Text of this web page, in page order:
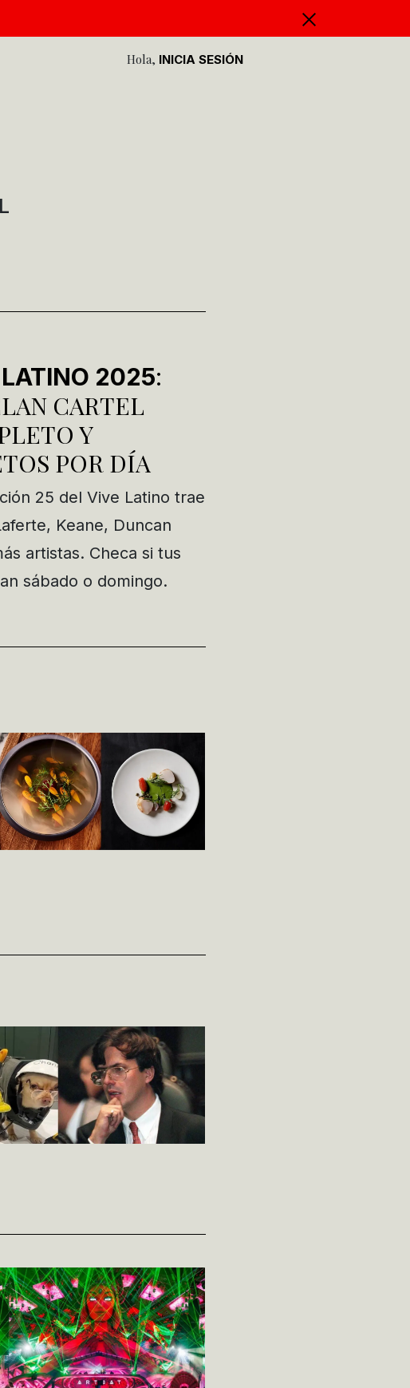
Hola, INICIA SESIÓN
2025:
CARTEL
Y
POR DÍA
25 del Vive Latino trae
Keane, Duncan
artistas. Checa si tus
sábado o domingo.